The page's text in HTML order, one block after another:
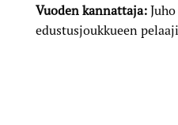
Vuoden kannattaja:Juho
edustusjoukkueen